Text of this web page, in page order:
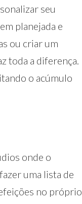
seu
planejada e
ou criar um
toda a diferença.
o acúmulo
onde o
uma lista de
no próprio